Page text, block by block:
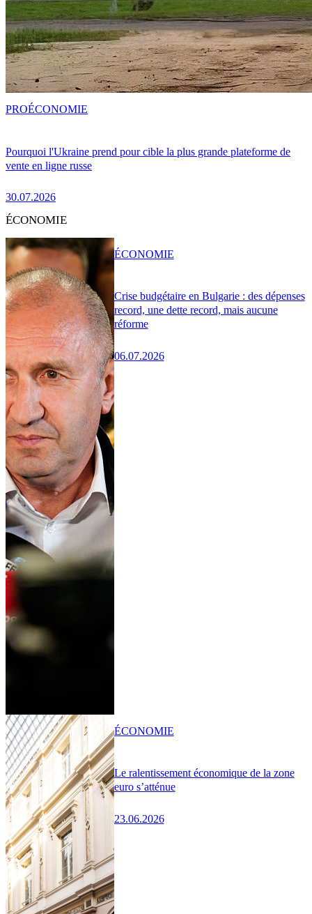
Pourquoi l'Ukraine prend pour cible la plus grande plateforme de
vente en ligne russe
30.07.2026
PROÉCONOMIE
ÉCONOMIE
Crise budgétaire en Bulgarie : des dépenses
record, une dette record, mais aucune
réforme
06.07.2026
ÉCONOMIE
Le ralentissement économique de la zone
euro s’atténue
23.06.2026
ÉCONOMIE